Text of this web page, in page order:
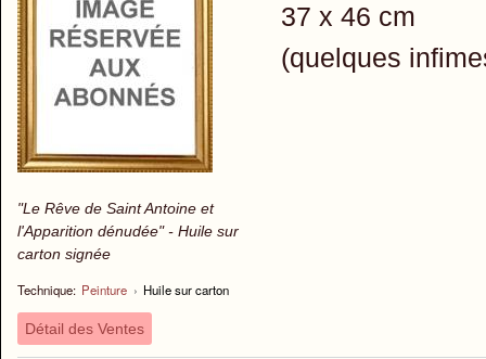
"Le Rêve de Saint Antoine et
l'Apparition dénudée" - Huile sur
carton signée
Technique: Peinture › Huile sur carton
37 x 46 cm
(quelques
Détail des Ventes